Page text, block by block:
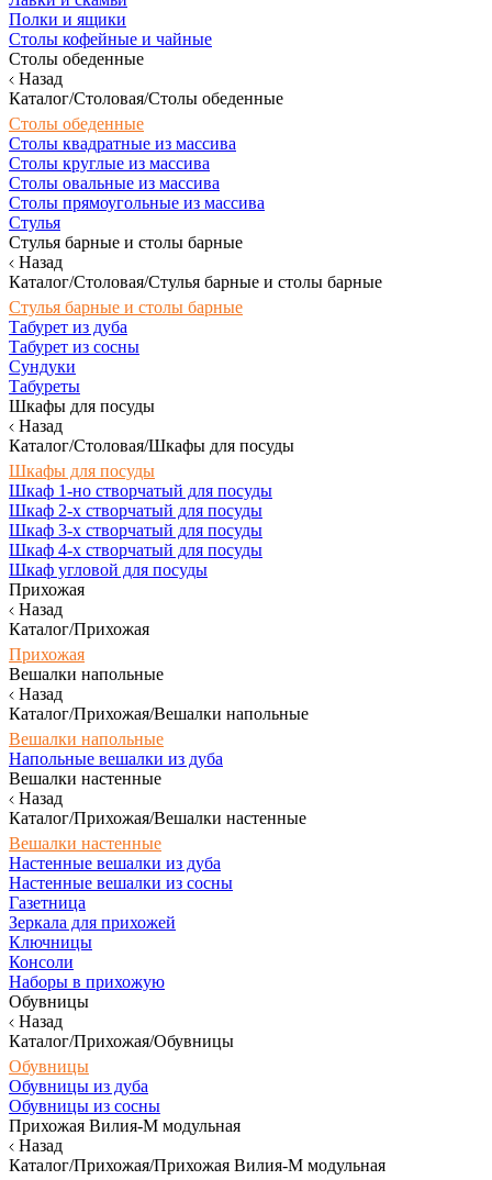
Полки и ящики
Столы кофейные и чайные
Столы обеденные
Назад
Каталог/Столовая/Столы обеденные
Столы обеденные
Столы квадратные из массива
Столы круглые из массива
Столы овальные из массива
Столы прямоугольные из массива
Стулья
Стулья барные и столы барные
Назад
Каталог/Столовая/Стулья барные и столы барные
Стулья барные и столы барные
Табурет из дуба
Табурет из сосны
Сундуки
Табуреты
Шкафы для посуды
Назад
Каталог/Столовая/Шкафы для посуды
Шкафы для посуды
Шкаф 1-но створчатый для посуды
Шкаф 2-х створчатый для посуды
Шкаф 3-х створчатый для посуды
Шкаф 4-х створчатый для посуды
Шкаф угловой для посуды
Прихожая
Назад
Каталог/Прихожая
Прихожая
Вешалки напольные
Назад
Каталог/Прихожая/Вешалки напольные
Вешалки напольные
Напольные вешалки из дуба
Вешалки настенные
Назад
Каталог/Прихожая/Вешалки настенные
Вешалки настенные
Настенные вешалки из дуба
Настенные вешалки из сосны
Газетница
Зеркала для прихожей
Ключницы
Консоли
Наборы в прихожую
Обувницы
Назад
Каталог/Прихожая/Обувницы
Обувницы
Обувницы из дуба
Обувницы из сосны
Прихожая Вилия-М модульная
Назад
Каталог/Прихожая/Прихожая Вилия-М модульная